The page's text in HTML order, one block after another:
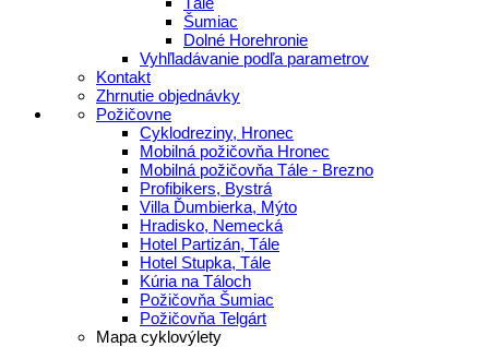
Šumiac
Dolné Horehronie
Vyhľladávanie podľa parametrov
Kontakt
Zhrnutie objednávky
Požičovne
Cyklodreziny, Hronec
Mobilná požičovňa Hronec
Mobilná požičovňa Tále - Brezno
Profibikers, Bystrá
Villa Ďumbierka, Mýto
Hradisko, Nemecká
Hotel Partizán, Tále
Hotel Stupka, Tále
Kúria na Táloch
Požičovňa Šumiac
Požičovňa Telgárt
Mapa cyklovýlety